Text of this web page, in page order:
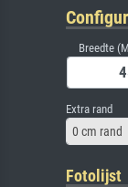
Breedte
Extra rand
0 cm rand
Fotolijst